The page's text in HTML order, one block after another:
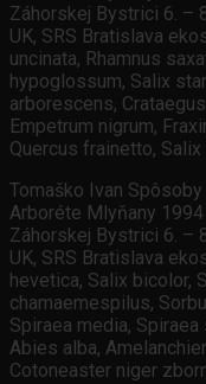
Záhorskej Bystrici 6. –
UK, SRS Bratislava
uncinata, Rhamnus
hypoglossum, Salix
arborescens,
Empetrum nigrum,
Quercus frainetto,
Tomaško Ivan
Arboréte Mlyňany
Záhorskej Bystrici 6. –
UK, SRS Bratislava
hevetica, Salix bicolor,
chamaemespilus,
Spiraea media,
Abies alba,
Cotoneaster niger